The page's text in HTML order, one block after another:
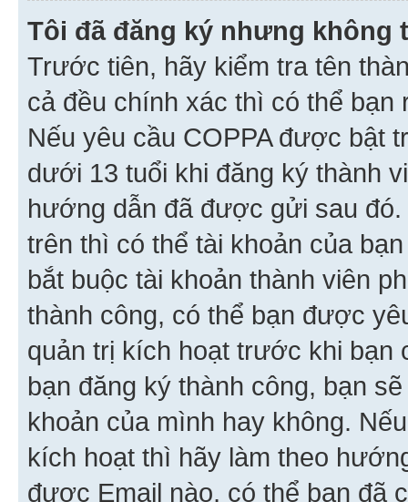
Tôi đã đăng ký nhưng không
Trước tiên, hãy kiểm tra tên
cả đều chính xác thì có thể
Nếu yêu cầu COPPA được bật
dưới 13 tuổi khi đăng ký thành
hướng dẫn đã được gửi sau
trên thì có thể tài khoản của
bắt buộc tài khoản thành viên
thành công, có thể bạn được
quản trị kích hoạt trước khi bạn
bạn đăng ký thành công, bạn
khoản của mình hay không.
kích hoạt thì hãy làm theo
được Email nào, có thể bạn đã